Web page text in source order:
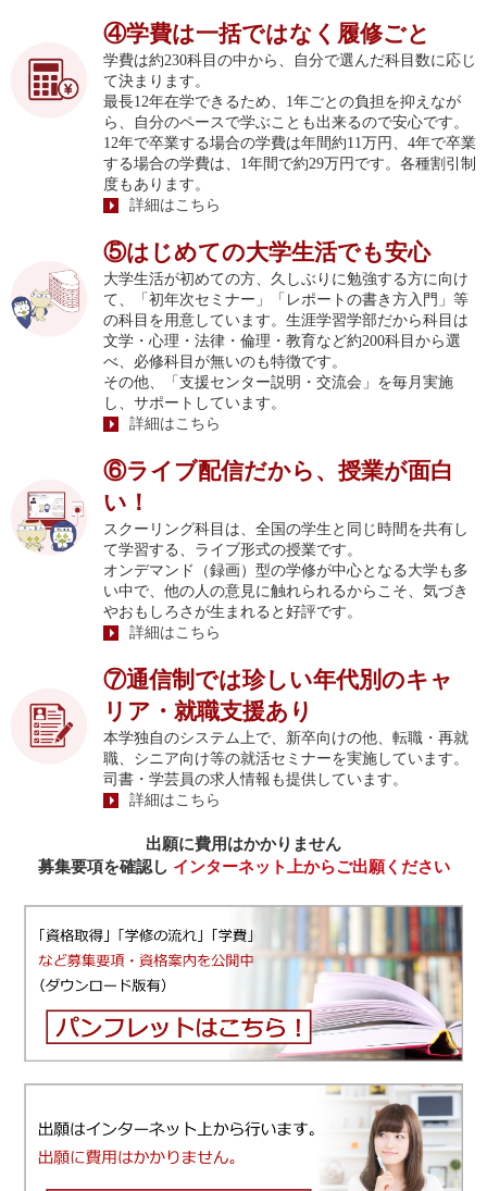
④学費は一括ではなく履修ごと
学費は約230科目の中から、自分で選んだ科目数に応じ
て決まります。
最長12年在学できるため、1年ごとの負担を抑えなが
ら、自分のペースで学ぶことも出来るので安心です。
12年で卒業する場合の学費は年間約11万円、4年で卒業
する場合の学費は、1年間で約29万円です。各種割引制
度もあります。
詳細はこちら
⑤はじめての大学生活でも安心
大学生活が初めての方、久しぶりに勉強する方に向け
て、「初年次セミナー」「レポートの書き方入門」等
の科目を用意しています。生涯学習学部だから科目は
文学・心理・法律・倫理・教育など約200科目から選
べ、必修科目が無いのも特徴です。
その他、「支援センター説明・交流会」を毎月実施
し、サポートしています。
詳細はこちら
⑥ライブ配信だから、授業が面白
い！
スクーリング科目は、全国の学生と同じ時間を共有し
て学習する、ライブ形式の授業です。
オンデマンド（録画）型の学修が中心となる大学も多
い中で、他の人の意見に触れられるからこそ、気づき
やおもしろさが生まれると好評です。
詳細はこちら
⑦通信制では珍しい年代別のキャ
リア・就職支援あり
本学独自のシステム上で、新卒向けの他、転職・再就
職、シニア向け等の就活セミナーを実施しています。
司書・学芸員の求人情報も提供しています。
詳細はこちら
出願に費用はかかりません
募集要項を確認し インターネット上からご出願ください